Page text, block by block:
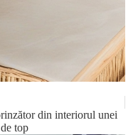
din interiorul unei
top